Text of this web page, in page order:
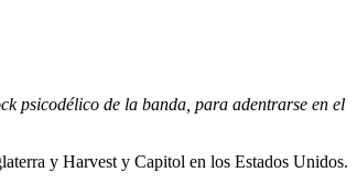
psicodélico de la banda, para adentrarse en el
y Harvest y Capitol en los Estados Unidos.